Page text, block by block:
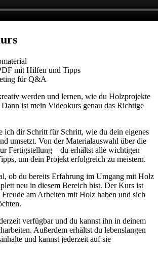
mit Hilfen und Tipps
für Q&A
werden und lernen, wie du Holzprojekte
ist mein Videokurs genau das Richtige
ich dir Schritt für Schritt, wie du dein eigenes
umsetzt. Von der Materialauswahl über die
Fertigstellung – du erhältst alle wichtigen
um dein Projekt erfolgreich zu meistern.
ob du bereits Erfahrung im Umgang mit Holz
neu in diesem Bereich bist. Der Kurs ist
am Arbeiten mit Holz haben und sich
verfügbar und du kannst ihn in deinem
Außerdem erhältst du lebenslangen
und kannst jederzeit auf sie